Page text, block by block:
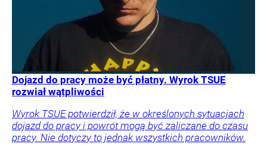
Dojazd do pracy może być płatny. Wyrok TSUE
rozwiał wątpliwości
Wyrok TSUE potwierdził, że w określonych sytuacjach
dojazd do pracy i powrót mogą być zaliczane do czasu
pracy. Nie dotyczy to jednak wszystkich pracowników.